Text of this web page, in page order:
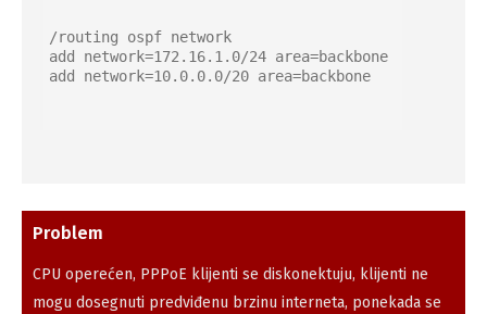
/routing ospf network
add network=172.16.1.0/24 area=backbone
add network=10.0.0.0/20 area=backbone
Problem
CPU operećen, PPPoE klijenti se diskonektuju, klijenti ne
mogu dosegnuti predviđenu brzinu interneta, ponekada se